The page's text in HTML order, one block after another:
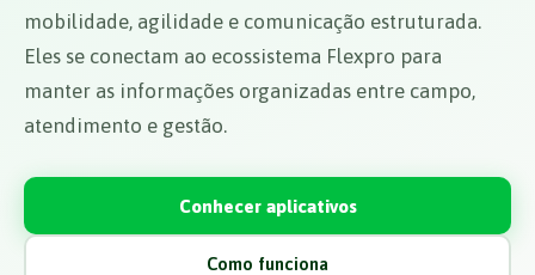
mobilidade, agilidade e comunicação estruturada.
Eles se conectam ao ecossistema Flexpro para
manter as informações organizadas entre campo,
atendimento e gestão.
Conhecer aplicativos
Como funciona